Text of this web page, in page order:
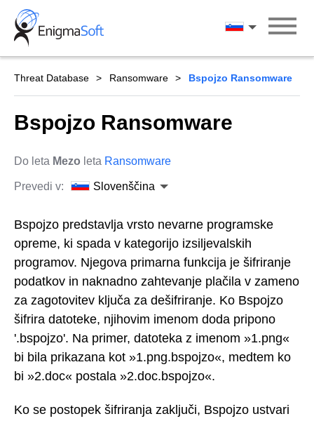
Skip
content
Slovenščina
Threat Database Ransomware Bspojzo Ransomware
Bspojzo Ransomware
Do leta Mezo leta Ransomware
Prevedi v: Slovenščina
Bspojzo predstavlja vrsto nevarne programske
opreme, ki spada v kategorijo izsiljevalskih
programov. Njegova primarna funkcija je šifriranje
podatkov in naknadno zahtevanje plačila v zameno
za zagotovitev ključa za dešifriranje. Ko Bspojzo
šifrira datoteke, njihovim imenom doda pripono
'.bspojzo'. Na primer, datoteka z imenom »1.png«
bi bila prikazana kot »1.png.bspojzo«, medtem ko
bi »2.doc« postala »2.doc.bspojzo«.
Ko se postopek šifriranja zaključi, Bspojzo ustvari